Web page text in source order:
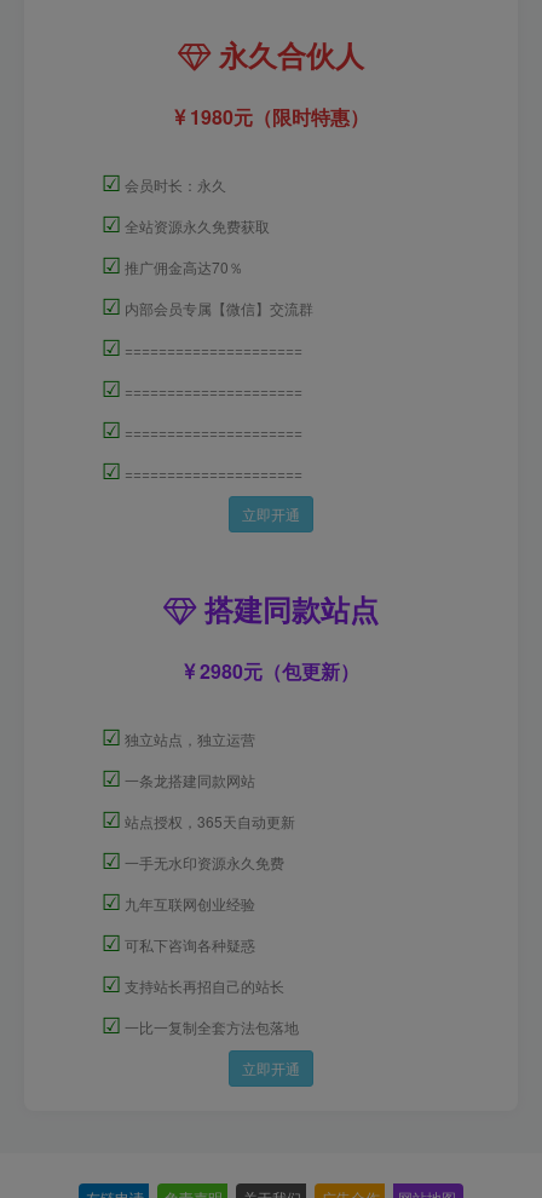
永久合伙人
1980元（限时特惠）
☑ 会员时长：永久
☑ 全站资源永久免费获取
☑ 推广佣金高达70％
☑ 内部会员专属【微信】交流群
☑ =====================
☑ =====================
☑ =====================
☑ =====================
立即开通
搭建同款站点
2980元（包更新）
☑ 独立站点，独立运营
☑ 一条龙搭建同款网站
☑ 站点授权，365天自动更新
☑ 一手无水印资源永久免费
☑ 九年互联网创业经验
☑ 可私下咨询各种疑惑
☑ 支持站长再招自己的站长
☑ 一比一复制全套方法包落地
立即开通